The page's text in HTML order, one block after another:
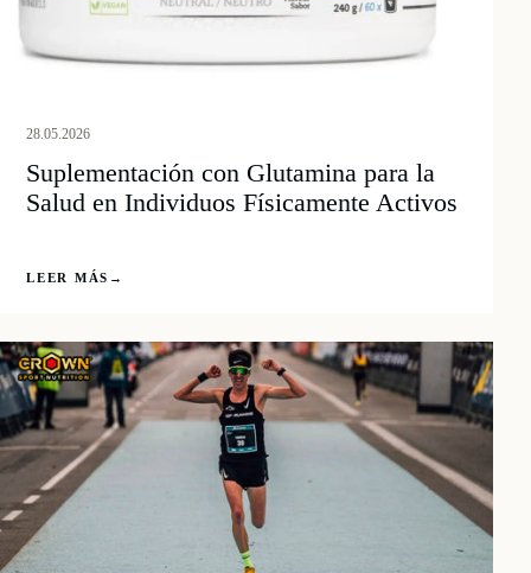
28.05.2026
Suplementación con Glutamina para la
Salud en Individuos Físicamente Activos
LEER MÁS →